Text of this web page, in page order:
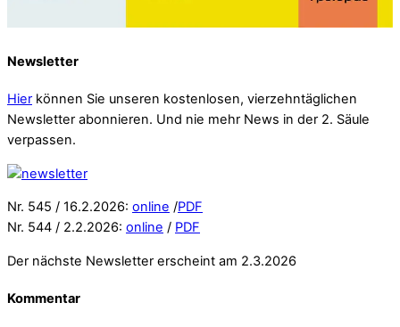
Newsletter
Hier können Sie unseren kostenlosen, vierzehntäglichen
Newsletter abonnieren. Und nie mehr News in der 2. Säule
verpassen.
Nr. 545 / 16.2.2026: online /PDF
Nr. 544 / 2.2.2026: online / PDF
Der nächste Newsletter erscheint am 2.3.2026
Kommentar